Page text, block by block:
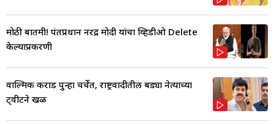
मोठी बातमी! पंतप्रधान नरेंद्र मोदी यांचा व्हिडीओ Delete
केल्याप्रकरणी
वाल्मिक कराड पुन्हा चर्चेत, राष्ट्रवादीतील बड्या नेत्याच्या
ट्वीटने खळ